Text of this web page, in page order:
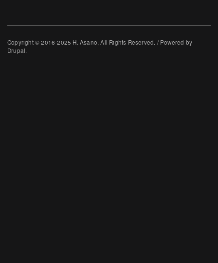
Copyright © 2016-2025 H. Asano, All Rights Reserved. / Powered by
Drupal.